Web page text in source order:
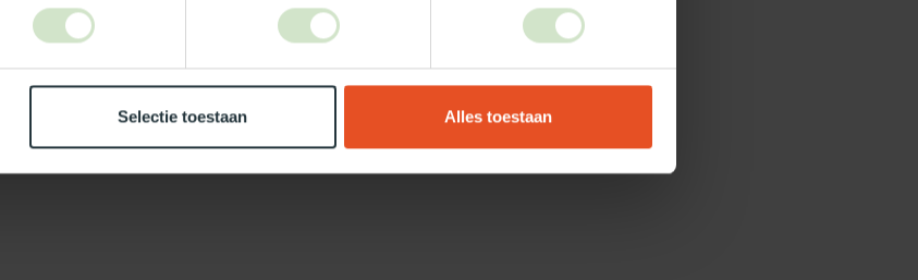
Selectie toestaan Alles toestaan